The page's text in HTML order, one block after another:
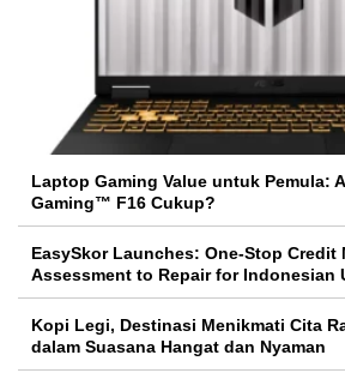
Laptop Gaming Value untuk Pemula:
Gaming™ F16 Cukup?
EasySkor Launches: One-Stop Credit
Assessment to Repair for Indonesian
Kopi Legi, Destinasi Menikmati Cita
dalam Suasana Hangat dan Nyaman